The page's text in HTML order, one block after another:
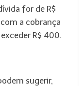
for de R$
a cobrança
R$ 400.
sugerir,